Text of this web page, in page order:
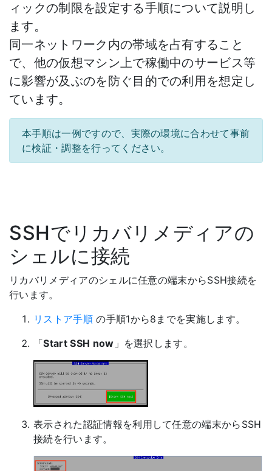
ィックの制限を設定する手順について説明し
ます。
同一ネットワーク内の帯域を占有すること
で、他の仮想マシン上で稼働中のサービス等
に影響が及ぶのを防ぐ目的での利用を想定し
ています。
本手順は一例ですので、実際の環境に合わせて事前
に検証・調整を行ってください。
SSHでリカバリメディアの
シェルに接続
リカバリメディアのシェルに任意の端末からSSH接続を
行います。
リストア手順の手順1から8までを実施します。
「Start SSH now 」を選択します。
表示された認証情報を利用して任意の端末からSSH
接続を行います。